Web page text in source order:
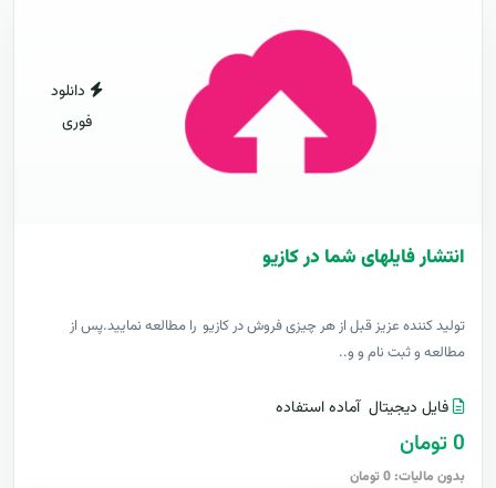
دانلود
فوری
انتشار فایلهای شما در کازیو
توليد کننده عزيز قبل از هر چیزی فروش در کازیو را مطالعه نمایید.پس از
مطالعه و ثبت نام و و..
فایل دیجیتال آماده استفاده
0 تومان
بدون مالیات: 0 تومان